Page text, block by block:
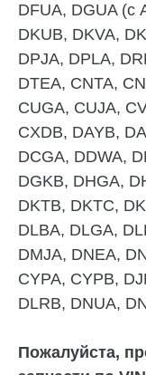
DFUA, DGUA (с
DKUB, DKVA,
DPJA, DPLA,
DTEA, CNTA,
CUGA, CUJA,
CXDB, DAYB,
DCGA, DDWA,
DGKB, DHGA,
DKTB, DKTC,
DLBA, DLGA,
DMJA, DNEA,
CYPA, CYPB,
DLRB, DNUA,
Пожалуйста,